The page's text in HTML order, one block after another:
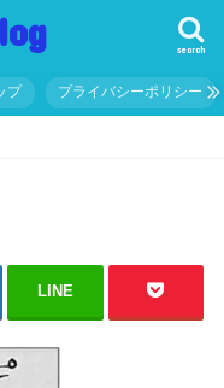
search
プ プライバシーポリシー
LINE